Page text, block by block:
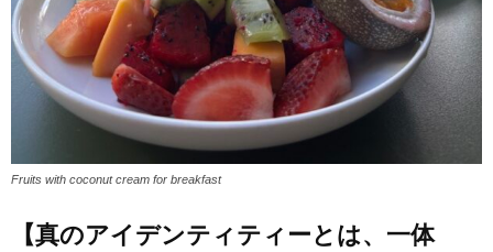
Fruits with coconut cream for breakfast
【真のアイデンティティーとは、一体